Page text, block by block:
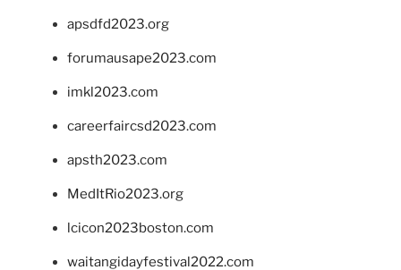
apsdfd2023.org
forumausape2023.com
imkl2023.com
careerfaircsd2023.com
apsth2023.com
MedItRio2023.org
lcicon2023boston.com
waitangidayfestival2022.com